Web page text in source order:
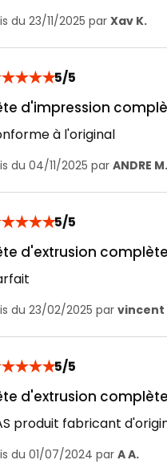
du 23/11/2025 par Xav K.
★★★★5/5
d'impression
à l'original
du 04/11/2025 par ANDRE M.
★★★★5/5
d'extrusion
du 23/02/2025 par vincent
★★★★5/5
d'extrusion
produit fabricant
du 01/07/2024 par A A.